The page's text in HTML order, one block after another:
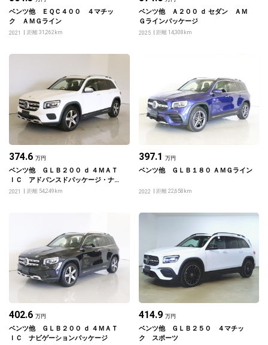
ベンツ他 ＥＱＣ４００ ４マチッ
ク ＡＭＧライン
2021 距離 31,262km
ベンツ他 Ａ２００ ｄ セダン ＡＭ
Ｇラインパッケージ
2025 距離 14,308km
374.6 万円
ベンツ他 ＧＬＢ２００ ｄ ４ＭＡＴ
ＩＣ アドバンスドパッケージ・ナビ
ゲーションパッケージ
2021 距離 54,249km
397.1 万円
ベンツ他 ＧＬＢ１８０ ＡＭＧライン
2022 距離 22,658km
402.6 万円
ベンツ他 ＧＬＢ２００ ｄ ４ＭＡＴ
ＩＣ ナビゲーションパッケージ
414.9 万円
ベンツ他 ＧＬＢ２５０ ４マチッ
ク スポーツ